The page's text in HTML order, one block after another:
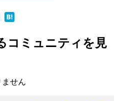
コミュニティを見
せん